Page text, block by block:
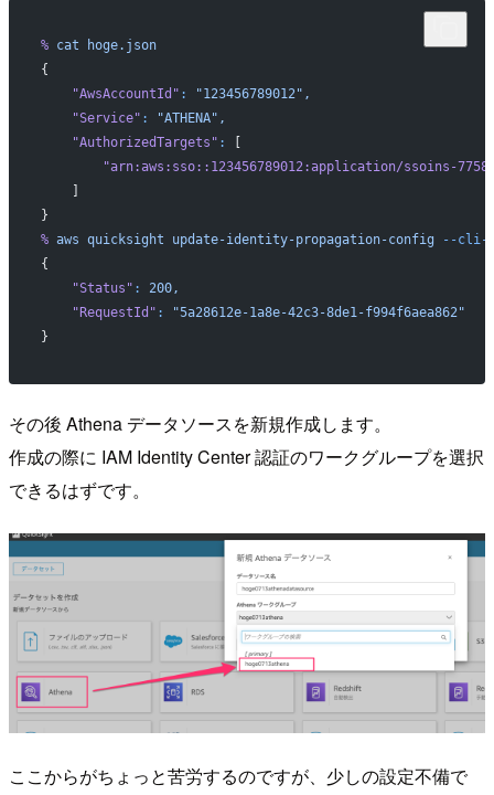
% cat hoge.json
{
    "AwsAccountId"
:
"123456789012",
    "Service"
:
"ATHENA",
    "AuthorizedTargets"
:
"arn:aws:sso::123456789012:application/ssoins-
}
% aws quicksight update-identity-propagation-config --cli-
{
    "Status"
:
200,
    "RequestId"
:
"5a28612e-1a8e-42c3-8de1-f994f6aea862"
}
その後 Athena データソースを新規作成します。
作成の際に IAM Identity Center 認証のワークグループを選択
できるはずです。
ここからがちょっと苦労するのですが、少しの設定不備で